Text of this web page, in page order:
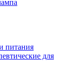
питания
для